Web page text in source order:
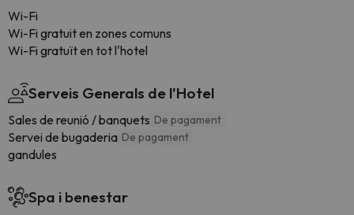
Wi-Fi
Wi-Fi gratuit en zones comuns
Wi-Fi gratuït en tot l'hotel
Serveis Generals de l'Hotel
Sales de reunió / banquets De pagament
Servei de bugaderia De pagament
gandules
Spa i benestar